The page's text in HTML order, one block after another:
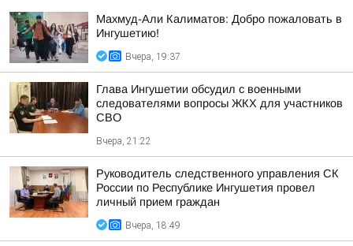
Махмуд-Али Калиматов: Добро пожаловать в
Ингушетию!
Вчера, 19:37
Глава Ингушетии обсудил с военными
следователями вопросы ЖКХ для участников
СВО
Вчера, 21:22
Руководитель следственного управления СК
России по Республике Ингушетия провел
личный прием граждан
Вчера, 18:49